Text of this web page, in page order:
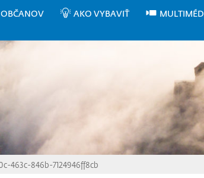
OBČANOV AKO VYBAVIŤ
463c-846b-7124946ff8cb